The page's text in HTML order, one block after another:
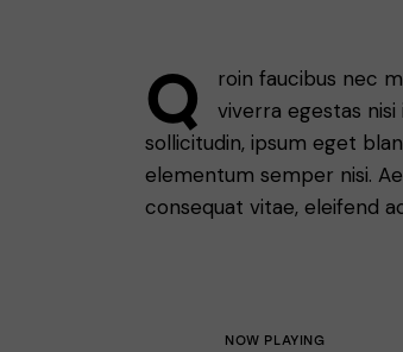
Q
roin faucibus nec
viverra egestas nisi
sollicitudin, ipsum eget
elementum semper nisi.
consequat vitae, eleifend
NOW PLAYING